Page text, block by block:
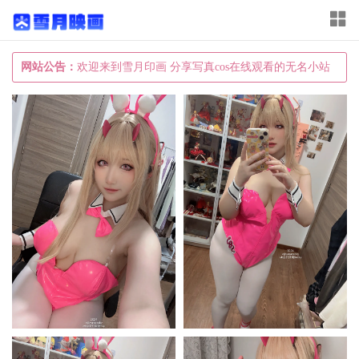
网站公告： 欢迎来到雪月印画 分享写真cos在线观看的无名小站
T
o
g
g
e
n
a
i
g
a
t
i